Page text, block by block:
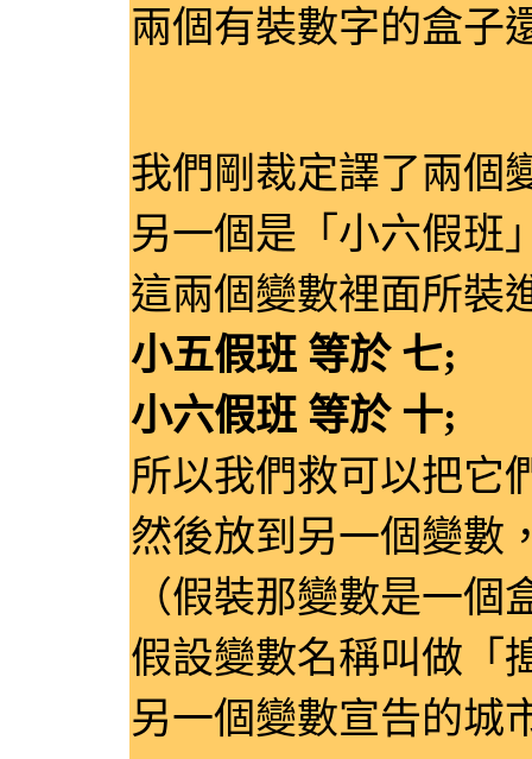
兩個有裝數字的盒子
我們剛裁定譯了兩個
另一個是「小六假班
這兩個變數裡面所裝
小五假班 等於 七;
小六假班 等於 十;
所以我們救可以把它
然後放到另一個變數
（假裝那變數是一個
假設變數名稱叫做「
另一個變數宣告的城